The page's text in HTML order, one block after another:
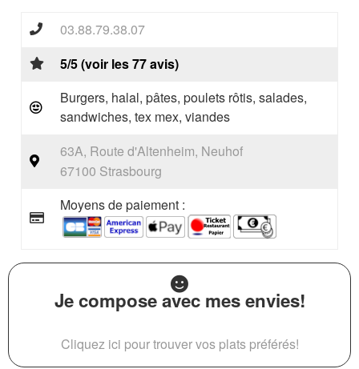
03.88.79.38.07
5/5 (voir les 77 avis)
Burgers, halal, pâtes, poulets rôtis, salades,
sandwiches, tex mex, viandes
63A, Route d'Altenheim, Neuhof
67100 Strasbourg
Moyens de paiement :
Je compose avec mes envies!
Cliquez ici pour trouver vos plats préférés!